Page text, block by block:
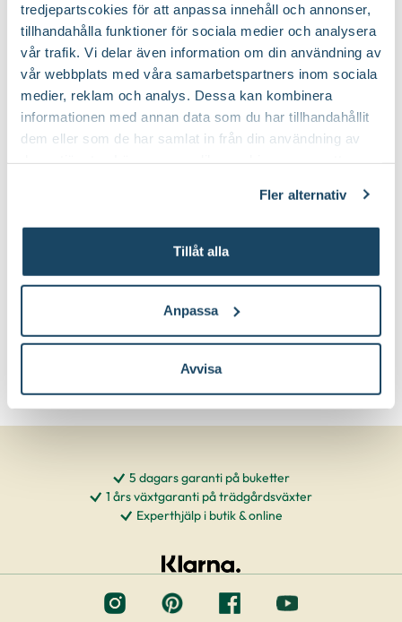
tredjepartscokies för att anpassa innehåll och annonser,
tillhandahålla funktioner för sociala medier och analysera
vår trafik. Vi delar även information om din användning av
vår webbplats med våra samarbetspartners inom sociala
medier, reklam och analys. Dessa kan kombinera
informationen med annan data som du har tillhandahållit
dem eller som de har samlat in från din användning av
Fler alternativ
Tillåt alla
Anpassa
Avvisa
Köp till för ett lyckat resultat
Sekatör Felco 4
579:-
Slut i lager
Till Produkten
2 för 170:-
Hasselfors P-
Hasselfors Garden
8990
Online
Till Produkten
5 dagars garanti på buketter
1 års växtgaranti på trädgårdsväxter
Experthjälp i butik & online